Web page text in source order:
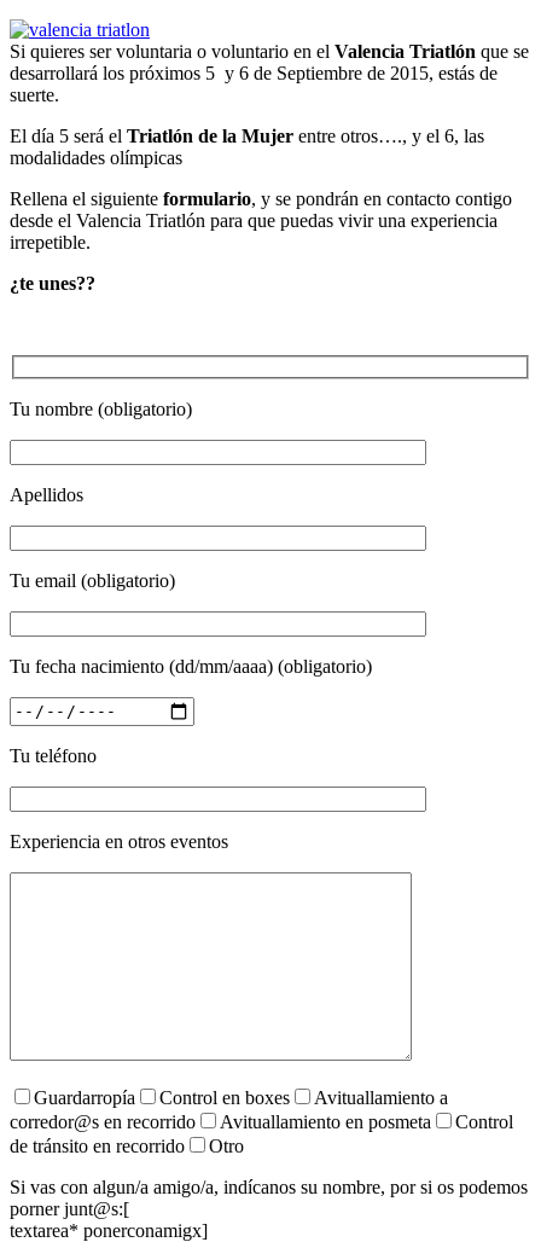
Si quieres ser voluntaria o voluntario en el Valencia Triatlón que se
desarrollará los próximos 5 y 6 de Septiembre de 2015, estás de
suerte.
El día 5 será el Triatlón de la Mujer entre otros…., y el 6, las
modalidades olímpicas
Rellena el siguiente formulario, y se pondrán en contacto contigo
desde el Valencia Triatlón para que puedas vivir una experiencia
irrepetible.
¿te unes??
Tu nombre (obligatorio)
Apellidos
Tu email (obligatorio)
Tu fecha nacimiento (dd/mm/aaaa) (obligatorio)
Tu teléfono
Experiencia en otros eventos
Guardarropía Control en boxes
Avituallamiento a
corredor@s en recorrido
Avituallamiento en posmeta
Control
de tránsito en recorrido
Otro
Si vas con algun/a amigo/a, indícanos su nombre, por si os podemos
porner junt@s:[
textarea* ponerconamigx]